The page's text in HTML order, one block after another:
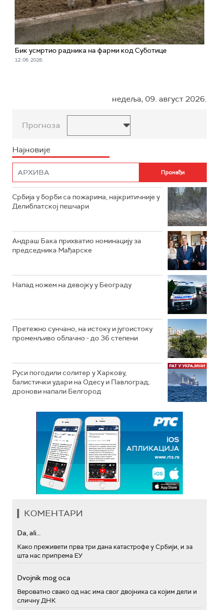
Бик усмртио радника на фарми код Суботице
12. 06. 2026.
недеља, 09. август 2026.
Прогноза
Најновије
Србија у борби са пожарима, најкритичније у
Делиблатској пешчари
Андраш Бака прихватио номинацију за
председника Мађарске
Напад ножем на девојку у Београду
Претежно сунчано, на истоку и југоистоку
променљиво облачно - до 36 степени
Руси погодили солитер у Харкову,
балистички удари на Одесу и Павлоград;
дронови напали Белгород
КОМЕНТАРИ
Da, ali...
Како преживети прва три дана катастрофе у Србији, и за
шта нас припрема ЕУ
Dvojnik mog oca
Вероватно свако од нас има свог двојника са којим дели и
сличну ДНК